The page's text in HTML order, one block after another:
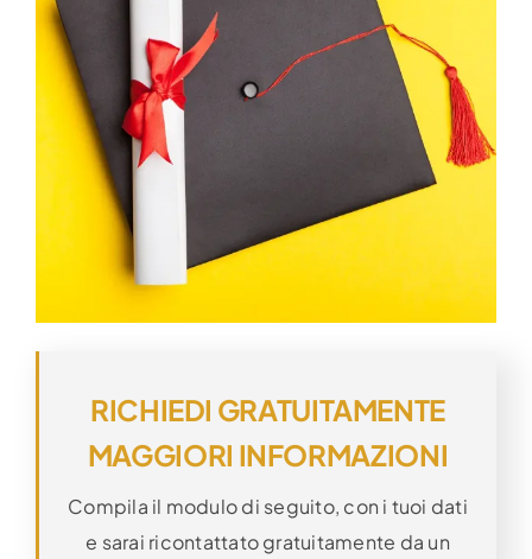
RICHIEDI GRATUITAMENTE
MAGGIORI INFORMAZIONI
Compila il modulo di seguito, con i tuoi dati
e sarai ricontattato gratuitamente da un